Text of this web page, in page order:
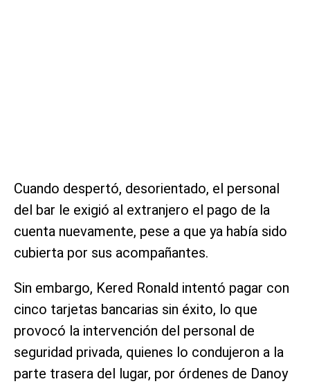
Cuando despertó, desorientado, el personal
del bar le exigió al extranjero el pago de la
cuenta nuevamente, pese a que ya había sido
cubierta por sus acompañantes.
Sin embargo, Kered Ronald intentó pagar con
cinco tarjetas bancarias sin éxito, lo que
provocó la intervención del personal de
seguridad privada, quienes lo condujeron a la
parte trasera del lugar, por órdenes de Danoy